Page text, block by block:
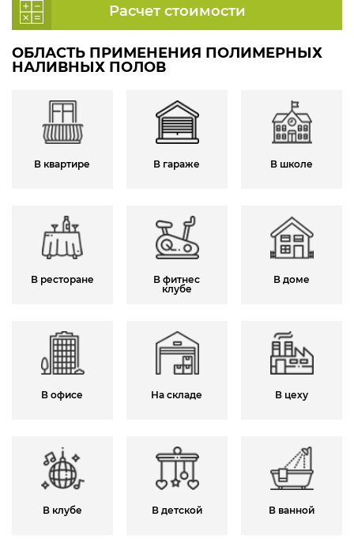
Расчет стоимости
ОБЛАСТЬ ПРИМЕНЕНИЯ ПОЛИМЕРНЫХ
НАЛИВНЫХ ПОЛОВ
В квартире В гараже В школе
В ресторане
В фитнес
клубе
В доме
В офисе На складе В цеху
В клубе В детской В ванной